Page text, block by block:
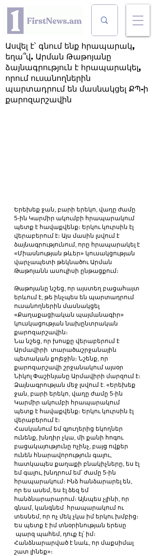
Ասվել է՝ գնում ենք հրապարակ,
եղա՞վ. Արման Թաթոյանը
ձայնագրություն է հրապարակել,
որում ուսանողներին
պարտադրում են մասնակցել ՔՊ-ի
քարոզարշավին
Երեխեք ջան, բարի երեկո, վաղը ժամը
5-ին Կարմիր ակումբի հրապարակում
պետք է հավաքվենք։ Երկու կուրսին էլ
վերաբերում է։ Այս մասին լսվում է
ձայնագրությունում, որը հրապարակել է
«Միասնության թևեր» կուսակցության
վարչապետի թեկնածու Արման
Թաթոյանն ասուլիսի ընթացքում։
Թաթոյանը նշեց, որ այստեղ բացահայտ
երևում է, թե ինչպես են պարտադրում
ուսանողներին մասնակցել
«Քաղաքացիական պայմանագիր»
կուսկացության նախընտրական
քարոզարշավին։
Նա նշեց, որ խոսքը վերաբերում է
Արմավիրի  տարածաշրջանային
պետական քոլեջին։ Նշենք, որ
քարոզարշավի շրջանակում այսօր
Նիկոլ Փաշինյանը Արմավիրի մարզում է։
Ձայնագրության մեջ լսվում է. «Երեխեք
ջան, բարի երեկո, վաղը ժամը 5-ին
Կարմիր ակումբի հրապարակում
պետք է հավաքվենք։ Երկու կուրսին էլ
վերաբերում է։
Հասկանում եմ գյուղերից եկողներ
ունենք, խնդիր չկա, մի քանի հոգու
բացակայությունը ոչինչ, բայց ովքեր
ունեն հնարավորություն գալու,
հատկապես քաղաքի բնակիչները, ես էլ
եմ գալու, խնդրում եմ՝ ժամը 5-ին
հրապարակում։ Ինձ հանձարարել են,
որ ես ասեմ, ես էլ ձեզ եմ
հանձնարարարում։ Այնպես չլինի, որ
գնամ, կանգնեմ  հրապարակում ու
տեսնեմ, որ ոչ մեկ չկա իմ երկու խմբից։
Ես պետք է իմ տնօրինության երեսը
պարզ պահեմ, դուք էլ՝ իմ։
Հանձնարարված է նաև, որ մաքսիմալ
շատ լինեք»։